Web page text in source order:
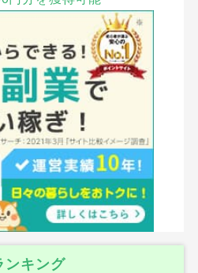
ンキング